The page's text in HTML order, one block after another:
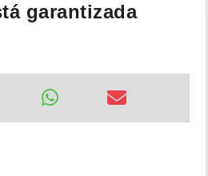
garantizada